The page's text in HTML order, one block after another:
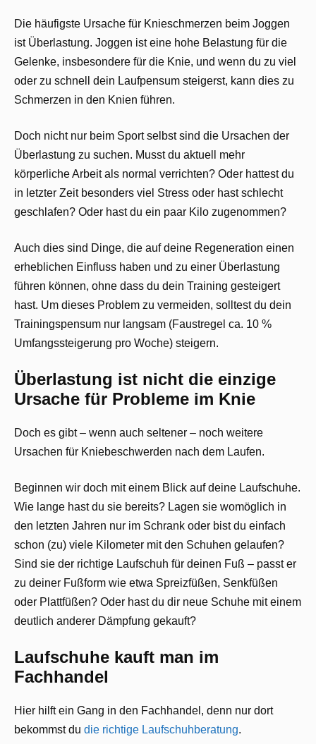
Die häufigste Ursache für Knieschmerzen beim Joggen
ist Überlastung. Joggen ist eine hohe Belastung für die
Gelenke, insbesondere für die Knie, und wenn du zu viel
oder zu schnell dein Laufpensum steigerst, kann dies zu
Schmerzen in den Knien führen.
Doch nicht nur beim Sport selbst sind die Ursachen der
Überlastung zu suchen. Musst du aktuell mehr
körperliche Arbeit als normal verrichten? Oder hattest du
in letzter Zeit besonders viel Stress oder hast schlecht
geschlafen? Oder hast du ein paar Kilo zugenommen?
Auch dies sind Dinge, die auf deine Regeneration einen
erheblichen Einfluss haben und zu einer Überlastung
führen können, ohne dass du dein Training gesteigert
hast. Um dieses Problem zu vermeiden, solltest du dein
Trainingspensum nur langsam (Faustregel ca. 10 %
Umfangssteigerung pro Woche) steigern.
Überlastung ist nicht die einzige
Ursache für Probleme im Knie
Doch es gibt – wenn auch seltener – noch weitere
Ursachen für Kniebeschwerden nach dem Laufen.
Beginnen wir doch mit einem Blick auf deine Laufschuhe.
Wie lange hast du sie bereits? Lagen sie womöglich in
den letzten Jahren nur im Schrank oder bist du einfach
schon (zu) viele Kilometer mit den Schuhen gelaufen?
Sind sie der richtige Laufschuh für deinen Fuß – passt er
zu deiner Fußform wie etwa Spreizfüßen, Senkfüßen
oder Plattfüßen? Oder hast du dir neue Schuhe mit einem
deutlich anderer Dämpfung gekauft?
Laufschuhe kauft man im
Fachhandel
Hier hilft ein Gang in den Fachhandel, denn nur dort
bekommst du die richtige Laufschuhberatung.